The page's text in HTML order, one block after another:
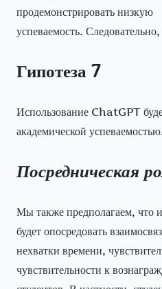
продемонстрировать низкую
успеваемость.
Гипотеза 7
Использование ChatGPT
академической
Посредническая
Мы также предполагаем, что
будет опосредовать
нехватки времени,
чувствительности к